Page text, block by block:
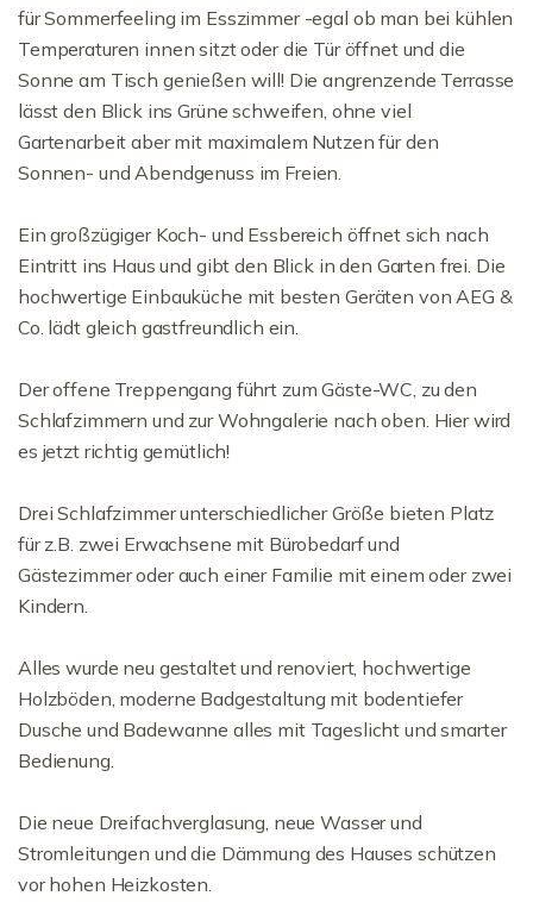
für Sommerfeeling im Esszimmer -egal ob man bei kühlen
Temperaturen innen sitzt oder die Tür öffnet und die
Sonne am Tisch genießen will! Die angrenzende Terrasse
lässt den Blick ins Grüne schweifen, ohne viel
Gartenarbeit aber mit maximalem Nutzen für den
Sonnen- und Abendgenuss im Freien.
Ein großzügiger Koch- und Essbereich öffnet sich nach
Eintritt ins Haus und gibt den Blick in den Garten frei. Die
hochwertige Einbauküche mit besten Geräten von AEG &
Co. lädt gleich gastfreundlich ein.
Der offene Treppengang führt zum Gäste-WC, zu den
Schlafzimmern und zur Wohngalerie nach oben. Hier wird
es jetzt richtig gemütlich!
Drei Schlafzimmer unterschiedlicher Größe bieten Platz
für z.B. zwei Erwachsene mit Bürobedarf und
Gästezimmer oder auch einer Familie mit einem oder zwei
Kindern.
Alles wurde neu gestaltet und renoviert, hochwertige
Holzböden, moderne Badgestaltung mit bodentiefer
Dusche und Badewanne alles mit Tageslicht und smarter
Bedienung.
Die neue Dreifachverglasung, neue Wasser und
Stromleitungen und die Dämmung des Hauses schützen
vor hohen Heizkosten.